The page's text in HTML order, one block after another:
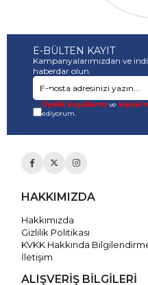
E-BÜLTEN KAYIT
Kampanyalarımızdan ve
haberdar olun.
Üyelik koşullarınıve kişisel
ediyorum.
HAKKIMIZDA
Hakkımızda
Gizlilik Politikası
KVKK Hakkında
İletişim
ALIŞVERİŞ BİLGİLERİ